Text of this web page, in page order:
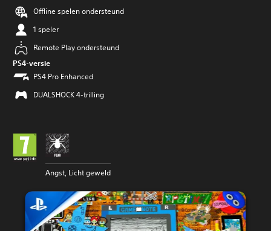
Offline spelen ondersteund
1 speler
Remote Play ondersteund
PS4-versie
PS4 Pro Enhanced
DUALSHOCK 4-trilling
Angst, Licht geweld